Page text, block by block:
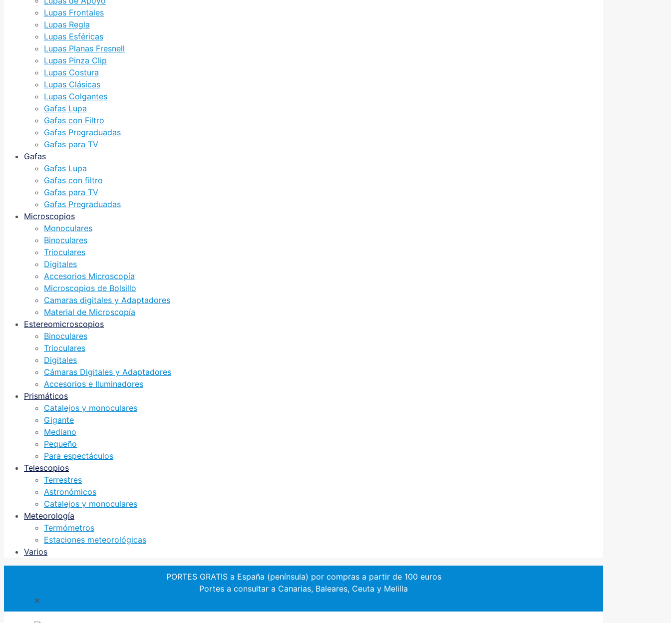
Lupas Frontales
Lupas Regla
Lupas Esféricas
Lupas Planas Fresnell
Lupas Pinza Clip
Lupas Costura
Lupas Clásicas
Lupas Colgantes
Gafas Lupa
Gafas con Filtro
Gafas Pregraduadas
Gafas para TV
Gafas
Gafas Lupa
Gafas con filtro
Gafas para TV
Gafas Pregraduadas
Microscopios
Monoculares
Binoculares
Trioculares
Digitales
Accesorios Microscopía
Microscopios de Bolsillo
Camaras digitales y Adaptadores
Material de Microscopía
Estereomicroscopios
Binoculares
Trioculares
Digitales
Cámaras Digitales y Adaptadores
Accesorios e Iluminadores
Prismáticos
Catalejos y monoculares
Gigante
Mediano
Pequeño
Para espectáculos
Telescopios
Terrestres
Astronómicos
Catalejos y monoculares
Meteorología
Termómetros
Estaciones meteorológicas
Varios
PORTES GRATIS a España (península) por compras a partir de 100 euros
Portes a consultar a Canarias, Baleares, Ceuta y Melilla
✕